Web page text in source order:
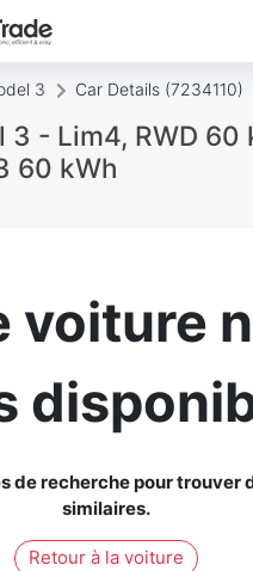
web
d'accueil et recevez
3 Car Details (7234110)
3 - Lim4, RWD 60
60 kWh
voiture
de recherche pour trouver
similaires.
Retour à la voiture